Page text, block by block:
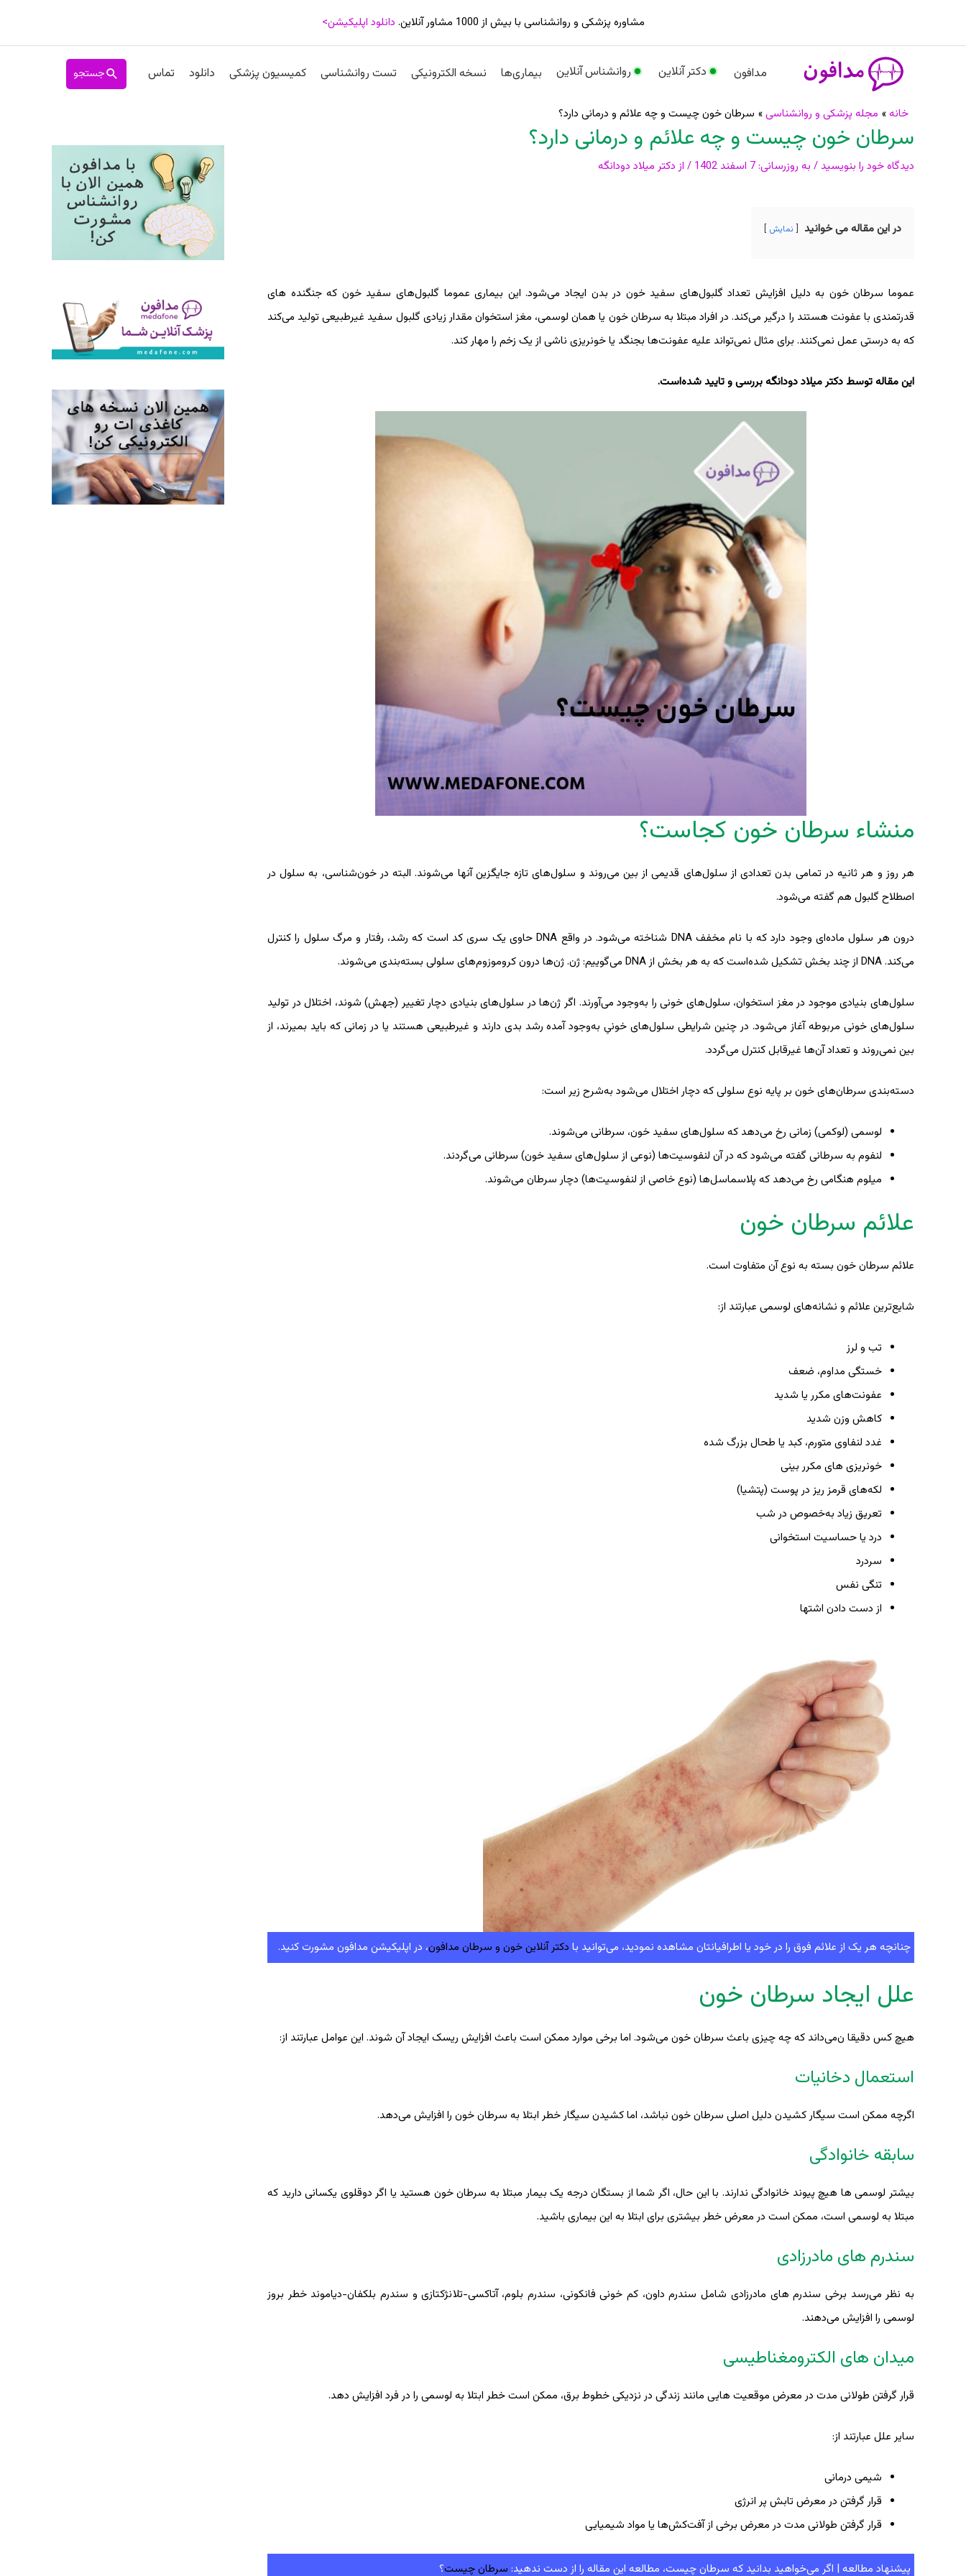
مشاوره پزشکی و روانشناسی با بیش از 1000 مشاور آنلاین. دانلود اپلیکیشن>
مدافون دکتر آنلاین روانشناس آنلاین بیماری‌ها نسخه الکترونیکی تست روانشناسی کمیسیون پزشکی دانلود تماس جستجو
خانه مجله پزشکی و روانشناسی سرطان خون چیست و چه علائم و درمانی دارد؟
سرطان خون چیست و چه علائم و درمانی دارد؟
دیدگاه‌ خود را بنویسید / به روزرسانی: / از دکتر میلاد دودانگه
در این مقاله می خوانید نمایش
عموما سرطان خون به دلیل افزایش تعداد ‌‌گلبول‌های سفید خون در بدن ایجاد می‌شود. این بیماری عموما ‌‌گلبول‌های سفید خون که جنگنده ‌های
قدرتمندی با عفونت هستند را درگیر می‌کند. در افراد مبتلا به سرطان خون یا همان لوسمی، مغز استخوان مقدار زیادی گلبول سفید غیرطبیعی تولید می‌کند
که به درستی عمل نمی‌کنند. برای مثال نمی‌تواند علیه عفونت‌ها بجنگد یا خونریزی ناشی از یک زخم را مهار کند.
این مقاله توسط دکتر میلاد دودانگه بررسی و تایید ‌شده‌است.
منشاء سرطان خون کجاست؟
هر روز و هر ثانیه در تمامی بدن تعدادی از سلول‌های قدیمی از بین می‌روند و سلول‌های تازه جایگزین آنها می‌شوند. البته در خون‌شناسی، به سلول در
اصطلاح گلبول هم گفته می‌شود.
درون هر سلول ماده‌ای وجود دارد که با نام مخفف DNA شناخته می‌شود. در واقع DNA حاوی یک سری کد است که رشد، رفتار و مرگ سلول را کنترل
می‌کند. DNA از چند بخش تشکیل ‌شده‌است که به هر بخش از DNA می‌گوییم: ژن. ژن‌ها درون کروموزوم‌های سلولی بسته‌بندی می‌شوند.
سلول‌های بنیادی موجود در مغز استخوان، سلول‌های خونی را به‌وجود می‌آورند. اگر ژن‌ها در سلول‌های بنیادی دچار تغییر (جهش) شوند، اختلال در تولید
سلول‌های خونی مربوطه آغاز می‌شود. در چنین شرایطی سلول‌های خونیِ به‌وجود آمده رشد بدی دارند و غیرطبیعی هستند یا در زمانی که باید بمیرند، از
بین نمی‌روند و تعداد آن‌ها غیرقابل کنترل می‌گردد.
دسته‌بندی سرطان‌های خون بر پایه نوع سلولی که دچار اختلال می‌شود به‌شرح زیر است:
لوسمی (لوکمی) زمانی رخ می‌دهد که سلول‌های سفید خون، سرطانی می‌شوند.
لنفوم به سرطانی گفته می‌شود که در آن لنفوسیت‌ها (نوعی از سلول‌های سفید خون) سرطانی می‌گردند.
میلوم هنگامی رخ می‌دهد که پلاسماسل‌ها (نوع خاصی از لنفوسیت‌ها) دچار سرطان می‌شوند.
علائم سرطان خون
علائم سرطان خون بسته به نوع آن متفاوت است.
شایع‌ترین علائم و نشانه‌های لوسمی عبارتند از:
تب و لرز
خستگی مداوم، ضعف
عفونت‌های مکرر یا شدید
کاهش وزن شدید
غدد لنفاوی متورم، کبد یا طحال بزرگ شده
خونریزی های مکرر بینی
‌‌لکه‌های قرمز ریز در پوست (پتشیا)
تعریق زیاد به‌خصوص در شب
درد یا حساسیت استخوانی
سردرد
تنگی نفس
از دست دادن اشتها
چنانچه هر یک از علائم فوق را در خود یا اطرافیانتان مشاهده نمودید، می‌توانید با دکتر آنلاین خون و سرطان مدافون، در اپلیکیشن مدافون مشورت کنید.
علل ایجاد سرطان خون
هیچ کس دقیقا ن‌‌می‌داند که چه چیزی باعث سرطان خون می‌شود. اما برخی موارد ممکن است باعث افزایش ریسک ایجاد آن شوند. این عوامل عبارتند از:
استعمال دخانیات
اگرچه ممکن است سیگار کشیدن دلیل اصلی سرطان خون نباشد، اما کشیدن سیگار خطر ابتلا به سرطان خون را افزایش می‌دهد.
سابقه خانوادگی
بیشتر لوسمی ها هیچ پیوند خانوادگی ندارند. با این حال، اگر شما از بستگان درجه یک بیمار مبتلا به سرطان خون هستید یا اگر دوقلوی یکسانی دارید که
مبتلا به لوسمی است، ممکن است در معرض خطر بیشتری برای ابتلا به این بیماری باشید.
سندرم های مادرزادی
به نظر می‌رسد برخی سندرم های مادرزادی شامل سندرم داون، کم خونی فانکونی، سندرم بلوم، آتاکسی-تلانژکتازی و سندرم بلکفان-دیاموند خطر بروز
لوسمی را افزایش می‌دهند.
میدان های الکترومغناطیسی
قرار گرفتن طولانی مدت در معرض موقعیت هایی مانند زندگی در نزدیکی خطوط برق، ممکن است خطر ابتلا به لوسمی را در فرد افزایش دهد.
سایر علل عبارتند از:
شیمی درمانی
قرار گرفتن در معرض تابش پر انرژی
قرار گرفتن طولانی مدت در معرض برخی از آفت‌کش‌ها یا مواد شیمیایی
پیشنهاد مطالعه | اگر می‌خواهید بدانید که سرطان چیست، مطالعه این مقاله را از دست ندهید: سرطان چیست؟
پیمایش
نوشته